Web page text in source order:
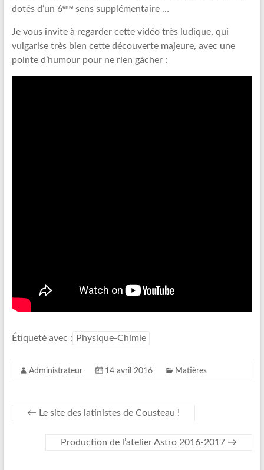
dotés d’un 6èmesens supplémentaire …
Je vous invite à regarder cette vidéo très ludique, qui
vulgarise très bien cette découverte majeure, avec une
pointe d’humour pour ne rien gâcher :
Étiqueté avec : Physique-Chimie
Administrateur 14 avril 2016 Matières
← Le site des latinistes de Cousteau !
Production de l’atelier Astro 2016-2017 →